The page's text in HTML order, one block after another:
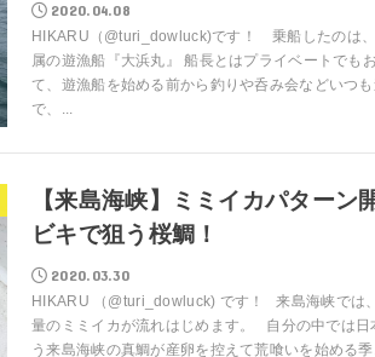
2020.04.08
HIKARU（@turi_dowluck)です！ 乗船したのは
属の遊漁船『大浜丸』 船長とはプライベートでも
て、遊漁船を始める前から釣りや呑み会などいつ
で、...
【来島海峡】ミミイカパターン
ビキで狙う桜鯛！
2020.03.30
HIKARU （@turi_dowluck) です！ 来島海峡では
量のミミイカが流れはじめます。 自分の中では日
う来島海峡の真鯛が産卵を控えて荒喰いを始める季